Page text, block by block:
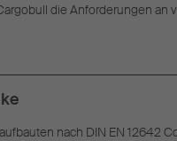
die Anforderungen an
nach DIN EN 12642